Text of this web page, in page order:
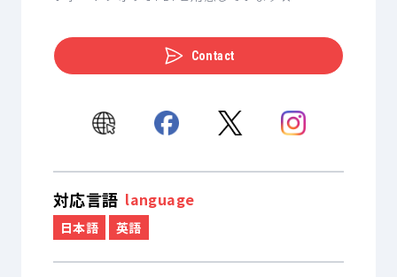
Contact
対応言語 language
日本語 英語